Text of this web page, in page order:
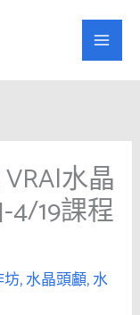
水晶
19課程
坊,水晶頭顱,水